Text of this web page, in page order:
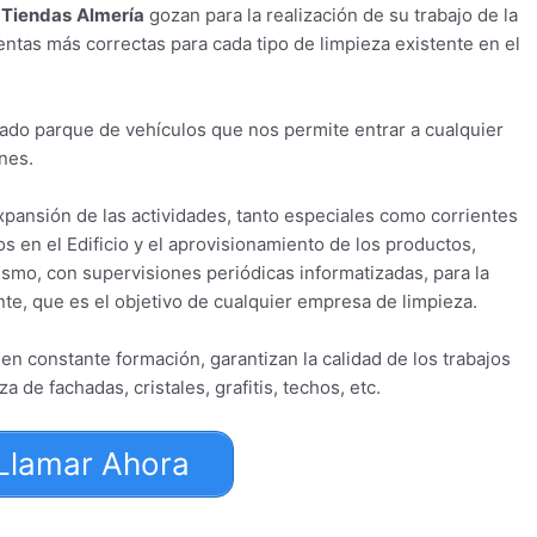
Almería gozan para la realización de su trabajo de la
más correctas para cada tipo de limpieza existente en el
parque de vehículos que nos permite entrar a cualquier
de las actividades, tanto especiales como corrientes
en el Edificio y el aprovisionamiento de los productos,
con supervisiones periódicas informatizadas, para la
que es el objetivo de cualquier empresa de limpieza.
constante formación, garantizan la calidad de los trabajos
de fachadas, cristales, grafitis, techos, etc.
Ahora